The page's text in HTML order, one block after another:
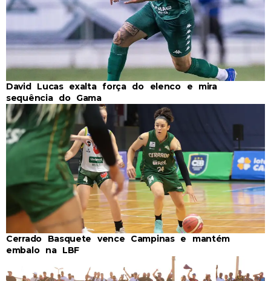
David Lucas exalta força do elenco e mira
sequência do Gama
Cerrado Basquete vence Campinas e mantém
embalo na LBF